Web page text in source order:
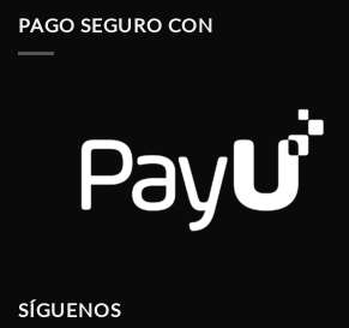
PAGO SEGURO CON
SÍGUENOS